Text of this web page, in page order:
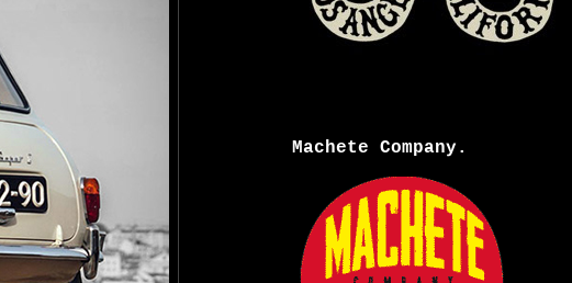
Machete Company.